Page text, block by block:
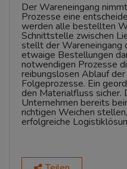
Der Wareneingang
Prozesse eine
werden alle bestellten
Schnittstelle zwischen
stellt der
etwaige Bestellungen
notwendigen Prozesse
reibungslosen Ablauf
Folgeprozesse. Ein
den Materialfluss sicher.
Unternehmen bereits
richtigen Weichen
erfolgreiche